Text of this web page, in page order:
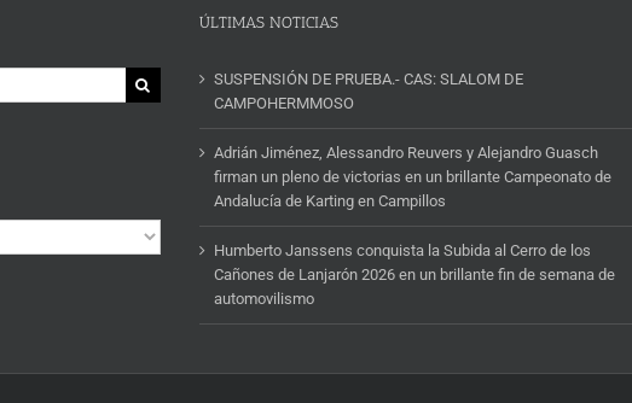
ÚLTIMAS NOTICIAS
SUSPENSIÓN DE PRUEBA.- CAS: SLALOM DE
CAMPOHERMMOSO
Adrián Jiménez, Alessandro Reuvers y Alejandro Guasch
firman un pleno de victorias en un brillante Campeonato de
Andalucía de Karting en Campillos
Humberto Janssens conquista la Subida al Cerro de los
Cañones de Lanjarón 2026 en un brillante fin de semana de
automovilismo